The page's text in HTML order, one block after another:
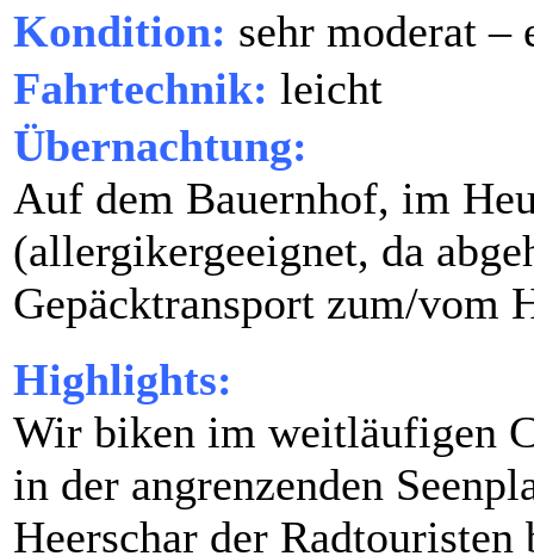
Kondition: sehr moderat –
Fahrtechnik: leicht
Übernachtung:
Auf dem Bauernhof, im
(allergikergeeignet, da
Gepäcktransport zum/vom
Highlights:
Wir biken im weitläufigen
in der angrenzenden
Heerschar der